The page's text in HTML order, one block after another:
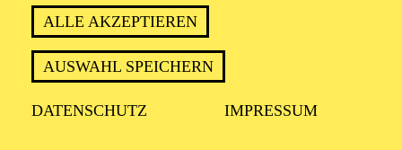
ALLE AKZEPTIEREN
AUSWAHL SPEICHERN
DATENSCHUTZ IMPRESSUM